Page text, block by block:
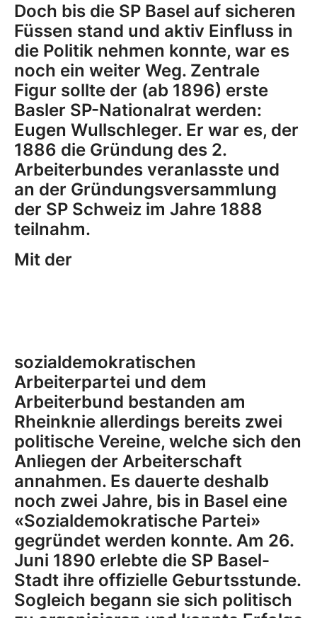
Doch bis die SP Basel auf sicheren
Füssen stand und aktiv Einfluss in
die Politik nehmen konnte, war es
noch ein weiter Weg. Zentrale
Figur sollte der (ab 1896) erste
Basler SP-Nationalrat werden:
Eugen Wullschleger. Er war es, der
1886 die Gründung des 2.
Arbeiterbundes veranlasste und
an der Gründungsversammlung
der SP Schweiz im Jahre 1888
teilnahm.
Mit der
sozialdemokratischen
Arbeiterpartei und dem
Arbeiterbund bestanden am
Rheinknie allerdings bereits zwei
politische Vereine, welche sich den
Anliegen der Arbeiterschaft
annahmen. Es dauerte deshalb
noch zwei Jahre, bis in Basel eine
«Sozialdemokratische Partei»
gegründet werden konnte. Am 26.
Juni 1890 erlebte die SP Basel-
Stadt ihre offizielle Geburtsstunde.
Sogleich begann sie sich politisch